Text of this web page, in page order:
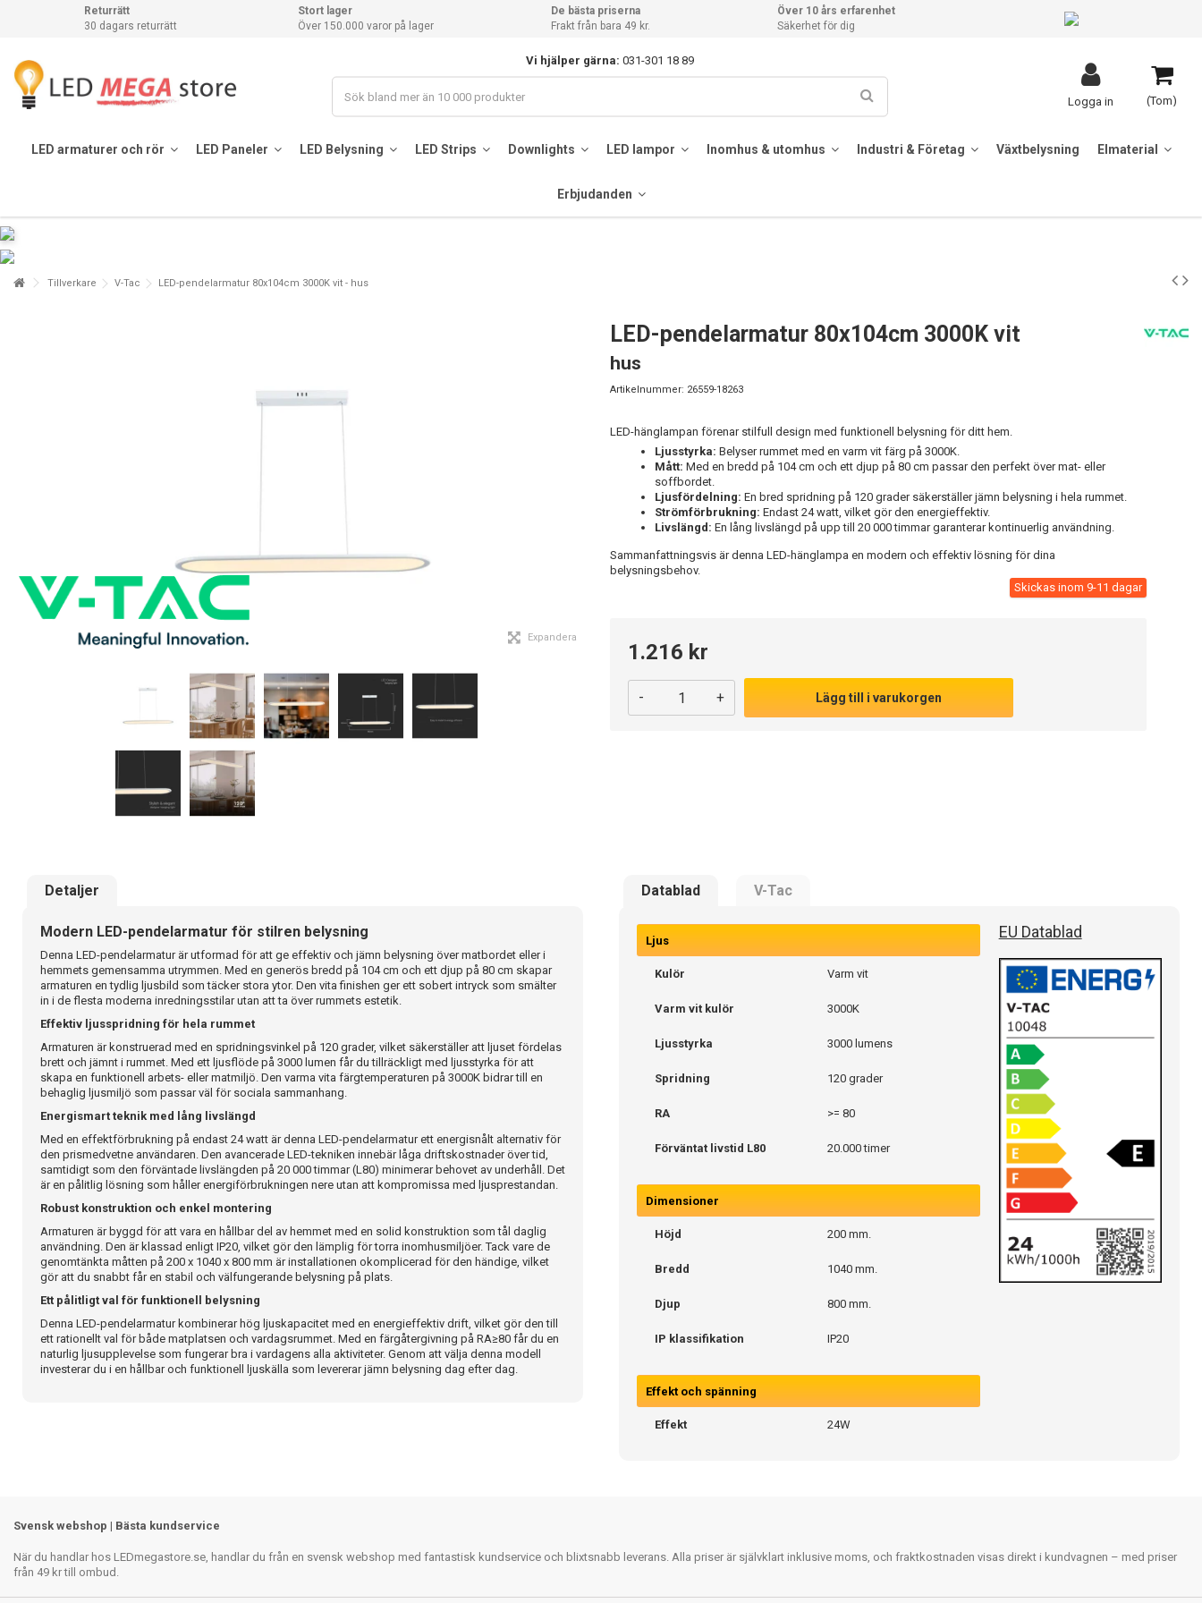
Returrätt
30 dagars returrätt
Stort lager
Över 150.000 varor på lager
De bästa priserna
Frakt från bara 49 kr.
Över 10 års erfarenhet
Säkerhet för dig
Vi hjälper gärna: 031-301 18 89
(Tom)
Logga in
LED armaturer och rör LED Paneler LED Belysning LED Strips Downlights LED lampor Inomhus & utomhus Industri & Företag Växtbelysning Elmaterial
Erbjudanden
Tillverkare V-Tac LED-pendelarmatur 80x104cm 3000K vit - hus
Expandera
LED-pendelarmatur 80x104cm 3000K vit
hus
Artikelnummer: 26559-18263
LED-hänglampan förenar stilfull design med funktionell belysning för ditt hem.
Ljusstyrka: Belyser rummet med en varm vit färg på 3000K.
Mått: Med en bredd på 104 cm och ett djup på 80 cm passar den perfekt över mat- eller
soffbordet.
Ljusfördelning: En bred spridning på 120 grader säkerställer jämn belysning i hela rummet.
Strömförbrukning: Endast 24 watt, vilket gör den energieffektiv.
Livslängd: En lång livslängd på upp till 20 000 timmar garanterar kontinuerlig användning.
Sammanfattningsvis är denna LED-hänglampa en modern och effektiv lösning för dina
belysningsbehov.
Skickas inom 9-11 dagar
1.216 kr
- + Lägg till i varukorgen
Detaljer Datablad V-Tac
Modern LED-pendelarmatur för stilren belysning
Denna LED-pendelarmatur är utformad för att ge effektiv och jämn belysning över matbordet eller i
hemmets gemensamma utrymmen. Med en generös bredd på 104 cm och ett djup på 80 cm skapar
armaturen en tydlig ljusbild som täcker stora ytor. Den vita finishen ger ett sobert intryck som smälter
in i de flesta moderna inredningsstilar utan att ta över rummets estetik.
Effektiv ljusspridning för hela rummet
Armaturen är konstruerad med en spridningsvinkel på 120 grader, vilket säkerställer att ljuset fördelas
brett och jämnt i rummet. Med ett ljusflöde på 3000 lumen får du tillräckligt med ljusstyrka för att
skapa en funktionell arbets- eller matmiljö. Den varma vita färgtemperaturen på 3000K bidrar till en
behaglig ljusmiljö som passar väl för sociala sammanhang.
Energismart teknik med lång livslängd
Med en effektförbrukning på endast 24 watt är denna LED-pendelarmatur ett energisnålt alternativ för
den prismedvetne användaren. Den avancerade LED-tekniken innebär låga driftskostnader över tid,
samtidigt som den förväntade livslängden på 20 000 timmar (L80) minimerar behovet av underhåll. Det
är en pålitlig lösning som håller energiförbrukningen nere utan att kompromissa med ljusprestandan.
Robust konstruktion och enkel montering
Armaturen är byggd för att vara en hållbar del av hemmet med en solid konstruktion som tål daglig
användning. Den är klassad enligt IP20, vilket gör den lämplig för torra inomhusmiljöer. Tack vare de
genomtänkta måtten på 200 x 1040 x 800 mm är installationen okomplicerad för den händige, vilket
gör att du snabbt får en stabil och välfungerande belysning på plats.
Ett pålitligt val för funktionell belysning
Denna LED-pendelarmatur kombinerar hög ljuskapacitet med en energieffektiv drift, vilket gör den till
ett rationellt val för både matplatsen och vardagsrummet. Med en färgåtergivning på RA≥80 får du en
naturlig ljusupplevelse som fungerar bra i vardagens alla aktiviteter. Genom att välja denna modell
investerar du i en hållbar och funktionell ljuskälla som levererar jämn belysning dag efter dag.
Ljus
Kulör Varm vit
Varm vit kulör 3000K
Ljusstyrka 3000 lumens
Spridning 120 grader
RA >= 80
Förväntat livstid L80 20.000 timer
Dimensioner
Höjd 200 mm.
Bredd 1040 mm.
Djup 800 mm.
IP klassifikation IP20
Effekt och spänning
Effekt 24W
EU Datablad
Svensk webshop | Bästa kundservice
När du handlar hos LEDmegastore.se, handlar du från en svensk webshop med fantastisk kundservice och blixtsnabb leverans. Alla priser är självklart inklusive moms, och fraktkostnaden visas direkt i kundvagnen – med priser
från 49 kr till ombud.